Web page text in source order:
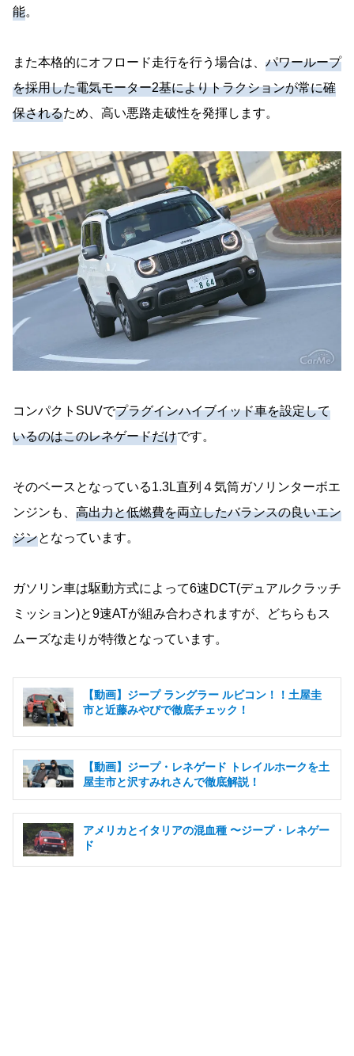
能。
また本格的にオフロード走行を行う場合は、 パワーループ
を採用した電気モーター2基によりトラクションが常に確
保されるため、高い悪路走破性を発揮します。
コンパクトSUVでプラグインハイブイッド車を設定して
いるのはこのレネゲードだけです。
そのベースとなっている1.3L直列４気筒ガソリンターボエ
ンジンも、 高出力と低燃費を両立したバランスの良いエン
ジンとなっています。
ガソリン車は駆動方式によって6速DCT(デュアルクラッチ
ミッション)と9速ATが組み合わされますが、どちらもス
ムーズな走りが特徴となっています。
【動画】ジープ ラングラー ルビコン！！土屋圭
市と近藤みやびで徹底チェック！
【動画】ジープ・レネゲード トレイルホークを土
屋圭市と沢すみれさんで徹底解説！
アメリカとイタリアの混血種 〜ジープ・レネゲー
ド